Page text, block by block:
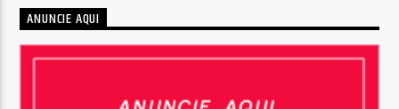
ANUNCIE AQUI